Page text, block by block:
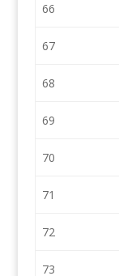
66
67
68
69
70
71
72
73